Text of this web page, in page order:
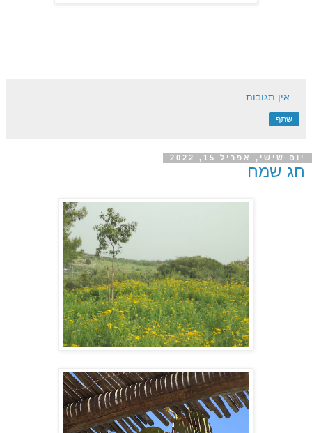
אין תגובות:
שתף
יום שישי, אפריל 15, 2022
חג שמח